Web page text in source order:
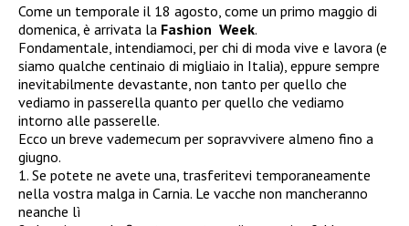
Come un temporale il 18 agosto, come un primo maggio di
domenica, è arrivata la Fashion Week.
Fondamentale, intendiamoci, per chi di moda vive e lavora (e
siamo qualche centinaio di migliaio in Italia), eppure sempre
inevitabilmente devastante, non tanto per quello che
vediamo in passerella quanto per quello che vediamo
intorno alle passerelle.
Ecco un breve vademecum per sopravvivere almeno fino a
giugno.
1. Se potete ne avete una, trasferitevi temporaneamente
nella vostra malga in Carnia. Le vacche non mancheranno
neanche lì